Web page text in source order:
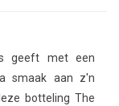
geeft met een
smaak aan z'n
botteling The